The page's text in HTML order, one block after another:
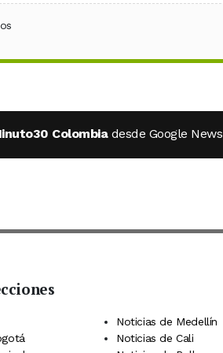
WhatsApp
Colombia desde Google News
Noticias de Medellín
Noticias de Cali